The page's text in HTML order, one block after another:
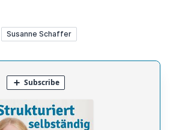
Susanne Schaffer